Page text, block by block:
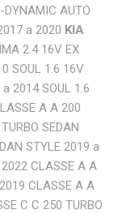
DYNAMIC AUTO
a 2020 KIA
2.4 16V EX
SOUL 1.6 16V
2014 SOUL 1.6
A A 200
SEDAN
STYLE 2019 a
CLASSE A A
CLASSE A A
C C 250 TURBO